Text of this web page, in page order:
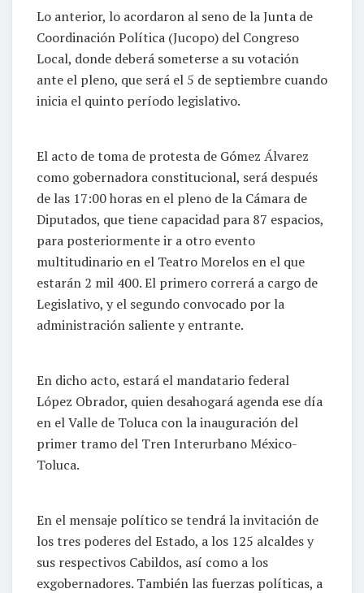
Lo anterior, lo acordaron al seno de la Junta de
Coordinación Política (Jucopo) del Congreso
Local, donde deberá someterse a su votación
ante el pleno, que será el 5 de septiembre cuando
inicia el quinto período legislativo.
El acto de toma de protesta de Gómez Álvarez
como gobernadora constitucional, será después
de las 17:00 horas en el pleno de la Cámara de
Diputados, que tiene capacidad para 87 espacios,
para posteriormente ir a otro evento
multitudinario en el Teatro Morelos en el que
estarán 2 mil 400. El primero correrá a cargo de
Legislativo, y el segundo convocado por la
administración saliente y entrante.
En dicho acto, estará el mandatario federal
López Obrador, quien desahogará agenda ese día
en el Valle de Toluca con la inauguración del
primer tramo del Tren Interurbano México-
Toluca.
En el mensaje político se tendrá la invitación de
los tres poderes del Estado, a los 125 alcaldes y
sus respectivos Cabildos, así como a los
exgobernadores. También las fuerzas políticas, a